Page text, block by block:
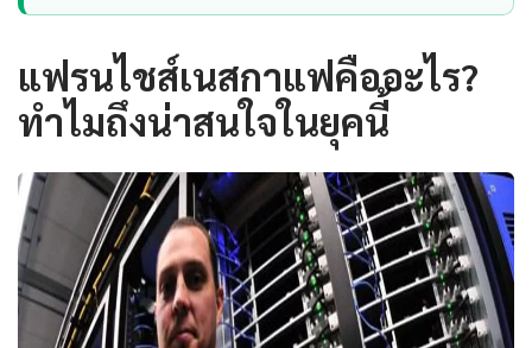
แฟรนไชส์เนสกาแฟคืออะไร?
ทำไมถึงน่าสนใจในยุคนี้